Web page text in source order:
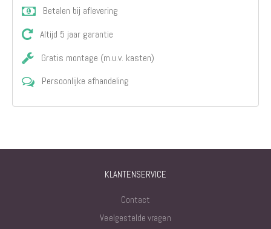
Betalen bij aflevering
Altijd 5 jaar garantie
Gratis montage (m.u.v. kasten)
Persoonlijke afhandeling
KLANTENSERVICE
Contact
Veelgestelde vragen